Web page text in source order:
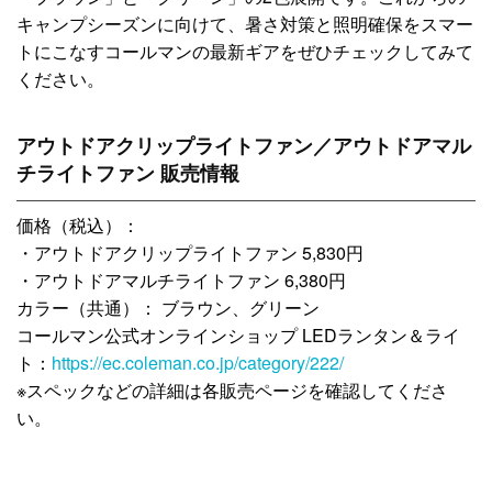
キャンプシーズンに向けて、暑さ対策と照明確保をスマー
トにこなすコールマンの最新ギアをぜひチェックしてみて
ください。
アウトドアクリップライトファン／アウトドアマル
チライトファン 販売情報
価格（税込）：
・アウトドアクリップライトファン 5,830円
・アウトドアマルチライトファン 6,380円
カラー（共通）： ブラウン、グリーン
コールマン公式オンラインショップ LEDランタン＆ライ
ト： https://ec.coleman.co.jp/category/222/
※スペックなどの詳細は各販売ページを確認してくださ
い。